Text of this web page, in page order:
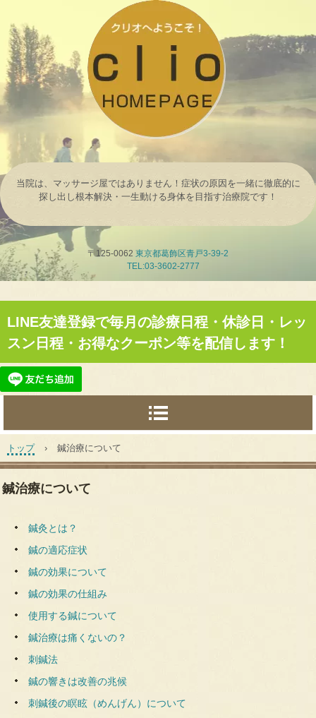
当院は、マッサージ屋ではありません！症状の原因を一緒に徹底的に
探し出し根本解決・一生動ける身体を目指す治療院です！
〒125-0062 東京都葛飾区青戸3-39-2
TEL:03-3602-2777
LINE友達登録で毎月の診療日程・休診日・レッ
スン日程・お得なクーポン等を配信します！
トップ › 鍼治療について
鍼治療について
鍼灸とは？
鍼の適応症状
鍼の効果について
鍼の効果の仕組み
使用する鍼について
鍼治療は痛くないの？
刺鍼法
鍼の響きは改善の兆候
刺鍼後の瞑眩（めんげん）について